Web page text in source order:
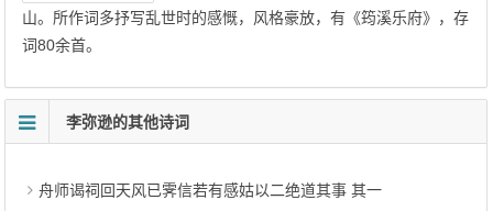
山。所作词多抒写乱世时的感慨，风格豪放，有《筠溪乐府》，存
词80余首。
李弥逊的其他诗词
舟师谒祠回天风已霁信若有感姑以二绝道其事 其一